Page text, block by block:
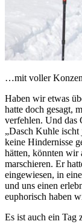
…mit voller
Haben wir etwas
hatte doch gesagt,
verfehlen. Und das
„Dasch Kuhle ischt
keine Hindernisse
hätten, könnten wir
marschieren. Er
eingewiesen, in
und uns einen
euphorisch haben
Es ist auch ein Tag